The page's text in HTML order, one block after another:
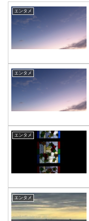
エンタメ
エンタメ
エンタメ
エンタメ